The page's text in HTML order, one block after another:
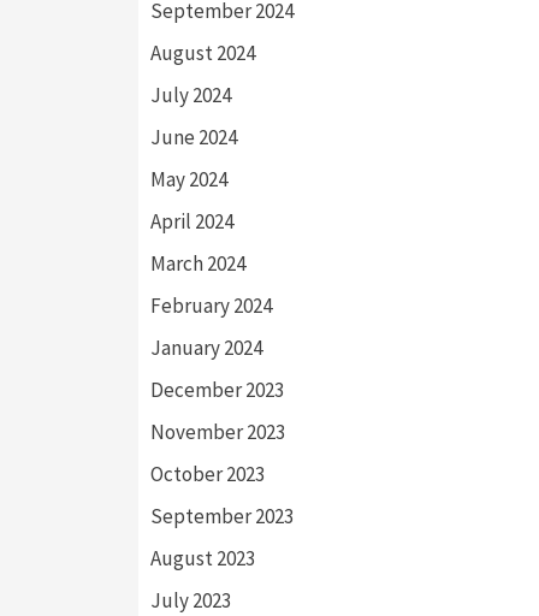
September 2024
August 2024
July 2024
June 2024
May 2024
April 2024
March 2024
February 2024
January 2024
December 2023
November 2023
October 2023
September 2023
August 2023
July 2023